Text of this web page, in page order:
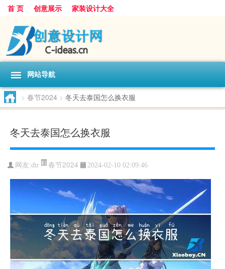
首 页 创意展示 家装设计大全
网站导航
> 春节2024 > 冬天去泰国怎么换衣服
冬天去泰国怎么换衣服
网友:dtr 春节2024 2024-02-10 02:09:46